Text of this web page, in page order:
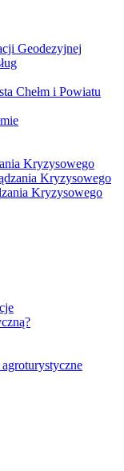
Geodezyjnej
Chełm i Powiatu
Kryzysowego
Kryzysowego
Kryzysowego